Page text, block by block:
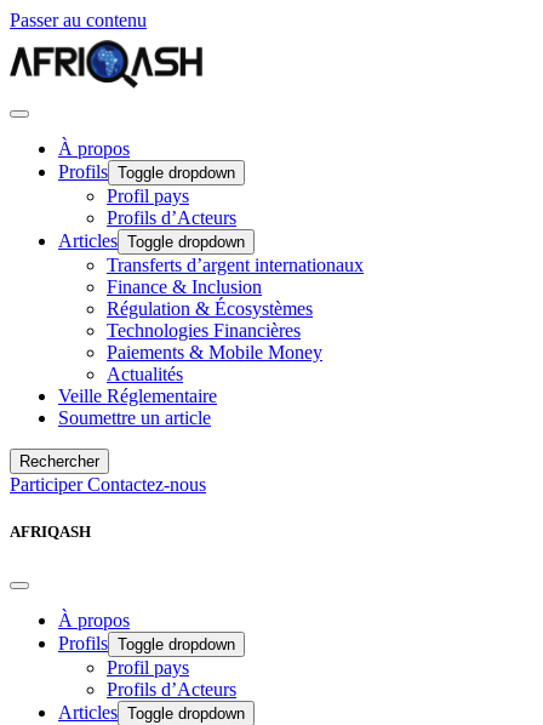
Passer au contenu
À propos
Profils Toggle dropdown
Profil pays
Profils d’Acteurs
Articles Toggle dropdown
Transferts d’argent internationaux
Finance & Inclusion
Régulation & Écosystèmes
Technologies Financières
Paiements & Mobile Money
Actualités
Veille Réglementaire
Soumettre un article
Rechercher
ParticiperContactez-nous
AFRIQASH
À propos
Profils Toggle dropdown
Profil pays
Profils d’Acteurs
Articles Toggle dropdown